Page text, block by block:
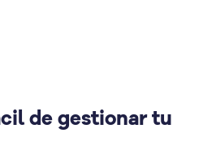
de gestionar tu